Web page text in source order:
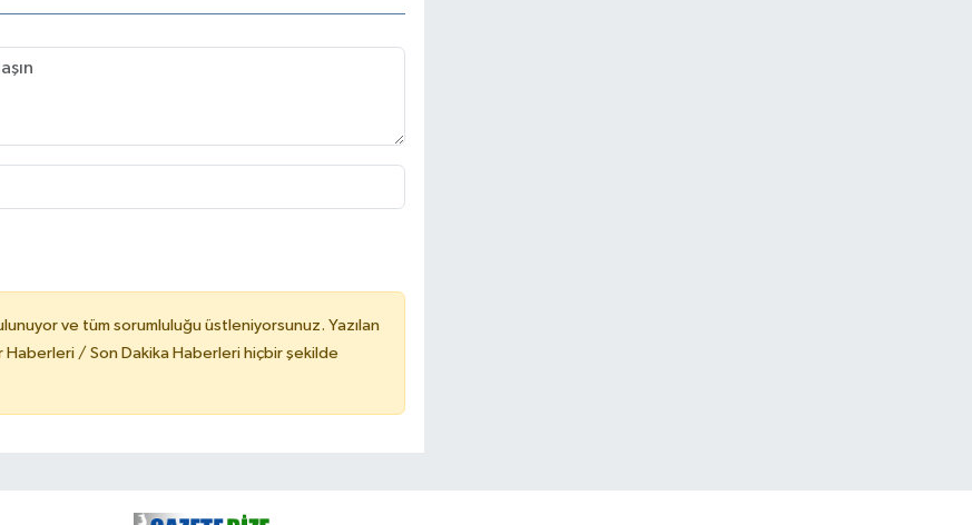
ve tüm sorumluluğu üstleniyorsunuz. Yazılan
/ Son Dakika Haberleri hiçbir şekilde